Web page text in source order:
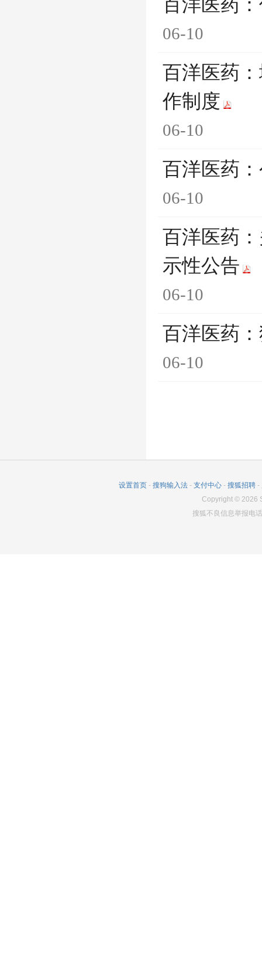
百洋医药
06-10
百洋医药
作制度
06-10
百洋医药
06-10
百洋医药
示性公告
06-10
百洋医药
06-10
设置首页 - 搜狗输入法 - 支付中心 - 搜狐招聘 -
Copyright © 2026
搜狐不良信息举报电